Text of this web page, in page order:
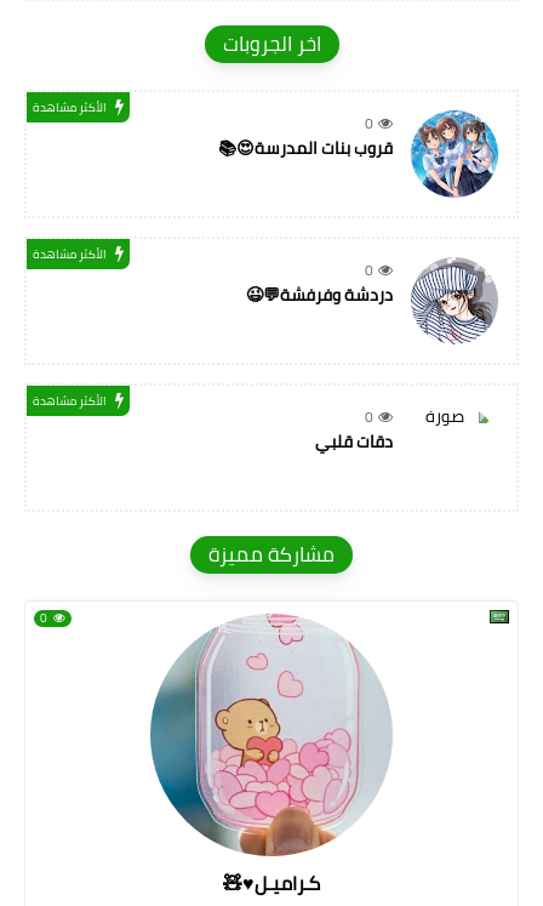
اخر الجروبات
0
الأكثر مشاهدة
قروب بنات المدرسة😍📚
0
الأكثر مشاهدة
دردشة وفرفشة💬😉
0
الأكثر مشاهدة
دقات قلبي
مشاركة مميزة
كـراميـل♥🧸
0